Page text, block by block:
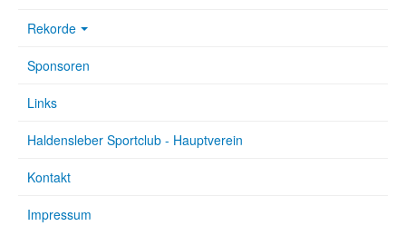
Rekorde
Sponsoren
Links
Haldensleber Sportclub - Hauptverein
Kontakt
Impressum